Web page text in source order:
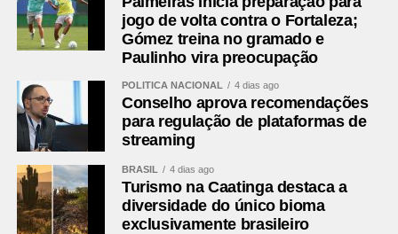
Comentários Facebook
jogo de volta contra o Fortaleza;
Gómez treina no gramado e
Paulinho vira preocupação
POLÍTICA NACIONAL 4 dias ago
Conselho aprova recomendações
para regulação de plataformas de
streaming
BRASIL 4 dias ago
Turismo na Caatinga destaca a
diversidade do único bioma
exclusivamente brasileiro